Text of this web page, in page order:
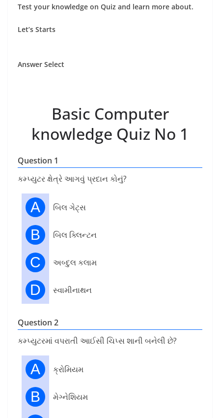
Test your knowledge on Quiz and learn more about.
Let’s Starts
Answer Select
Basic Computer
knowledge Quiz No 1
Question 1
કમ્પ્યુટર ક્ષેત્રે આગવું પ્રદાન કોનું?
A બિલ ગેટ્સ
B બિલ ક્લિન્ટન
C અબ્દુલ કલામ
D સ્વામીનાથન
Question 2
કમ્પ્યુટરમાં વપરાતી આઈસી ચિપ્સ શાની બનેલી છે?
A ક્રોમિયમ
B મેગ્નેશિયમ